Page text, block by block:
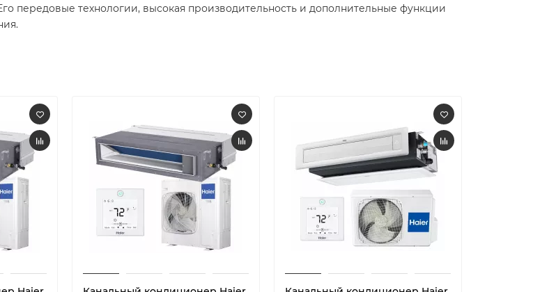
передовые технологии, высокая производительность и дополнительные функции